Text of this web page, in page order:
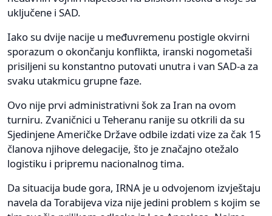
uključene i SAD.
Iako su dvije nacije u međuvremenu postigle okvirni
sporazum o okončanju konflikta, iranski nogometaši
prisiljeni su konstantno putovati unutra i van SAD-a za
svaku utakmicu grupne faze.
Ovo nije prvi administrativni šok za Iran na ovom
turniru. Zvaničnici u Teheranu ranije su otkrili da su
Sjedinjene Američke Države odbile izdati vize za čak 15
članova njihove delegacije, što je značajno otežalo
logistiku i pripremu nacionalnog tima.
Da situacija bude gora, IRNA je u odvojenom izvještaju
navela da Torabijeva viza nije jedini problem s kojim se